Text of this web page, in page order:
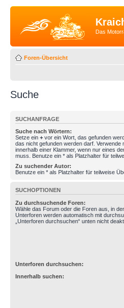
Das
Foren-Übersicht
Suche
SUCHANFRAGE
Suche nach Wörtern:
Setze ein + vor ein Wort, das gefunden
das nicht gefunden werden darf.
innerhalb einer Klammer, wenn nur eines
muss. Benutze ein * als Platzhalter für
Zu suchender Autor:
Benutze ein * als Platzhalter für teilweise
SUCHOPTIONEN
Zu durchsuchende Foren:
Wähle das Forum oder die Foren aus, in
Unterforen werden automatisch mit
„Unterforen durchsuchen“ unten nicht
Unterforen durchsuchen:
Innerhalb suchen: